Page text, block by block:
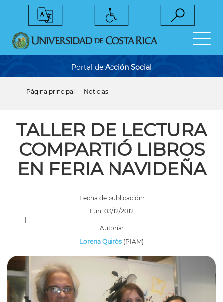
Portal de Acción Social
ayuda
la
navegación
Página principal Noticias
TALLER DE LECTURA
COMPARTIÓ LIBROS
EN FERIA NAVIDEÑA
Fecha de publicación:
Lun, 03/12/2012
|
Autoría:
Lorena Quirós(PIAM)